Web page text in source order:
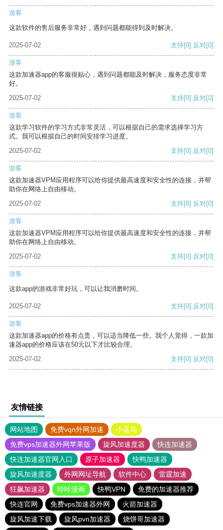
游客
这款软件的售后服务非常好，遇到问题都能得到及时解决。
2025-07-02 支持[0] 反对[0]
游客
这款加速器app的客服很贴心，遇到问题都能及时解决，服务态度非常
好。
2025-07-02
支持[0] 反对[0]
游客
这款学习软件的学习方式非常灵活，可以根据自己的需求选择学习方
式。我可以根据自己的时间安排学习进度。
2025-07-02
支持[0] 反对[0]
游客
这款加速器VPM应用程序可以给你提供最高速度和安全性的连接，并帮
助你在网络上自由移动。
2025-07-02
支持[0] 反对[0]
游客
这款加速器VPM应用程序可以给你提供最高速度和安全性的连接，并帮
助你在网络上自由移动。
2025-07-02
支持[0] 反对[0]
游客
这款app的游戏非常好玩，可以让我消磨时间。
2025-07-02 支持[0] 反对[0]
游客
这款加速器app的价格有点贵，可以适当降低一些。我个人觉得，一款加
速器app的价格应该在50元以下才比较合理。
2025-07-02
支持[0] 反对[0]
友情链接
网站地图 免费vqn外网加速
小蓝鸟
免费vps加速器外网苹果版
旋风加速度器
快连加速器
快连加速器官网入口
原子加速器
快鸭加速器
旋风加速度器
外网网址导航 软件中心
雷霆加速
狂飙加速器
哔咔漫画 快鸭VPN
免费的加速器推荐
快连官网
免费vps加速器外网
火箭加速器
旋风加速下载
旋风pvn加速器 烧饼哥加速器